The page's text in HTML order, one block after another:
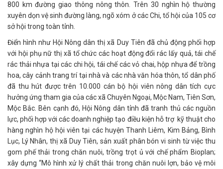
800 km đường giao thông nông thôn. Trên 30 nghìn hộ thường
xuyên dọn vệ sinh đường làng, ngõ xóm ở các Chi, tổ hội của 105 cơ
sở hội trong toàn tỉnh.
Điển hình như Hội Nông dân thị xã Duy Tiên đã chủ động phối hợp
với hội phụ nữ thị xã tổ chức các hoạt động đổi rác lấy quả, tái chế
rác thải nhựa tại các chi hội, tái chế các vỏ chai, hộp nhựa để trồng
hoa, cây cảnh trang trí tại nhà và các nhà văn hóa thôn, tổ dân phố
đã thu hút được trên 10.000 cán bộ hội viên nông dân tích cực
hưởng ứng tham gia của các xã Chuyên Ngoại, Mộc Nam, Tiên Sơn,
Mộc Bắc. Bên cạnh đó, Hội Nông dân tỉnh đã tranh thủ các nguồn
lực, phối hợp với các doanh nghiệp tạo điều kiện hỗ trợ kỹ thuật cho
hàng nghìn hộ hội viên tại các huyện Thanh Liêm, Kim Bảng, Bình
Lục, Lý Nhân, thị xã Duy Tiên, sản xuất phân bón vi sinh từ việc thu
gom phế thải trong chăn nuôi, trồng trọt ủ với chế phẩm Bioplan;
xây dựng “Mô hình xử lý chất thải trong chăn nuôi lợn, bảo vệ môi